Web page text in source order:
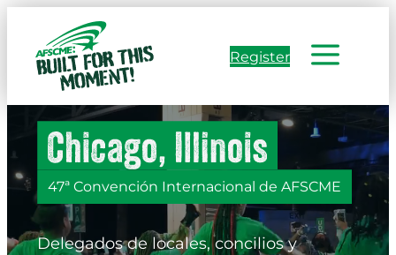
content
Register
47ª Convención Internacional de AFSCME
Delegados de locales, concilios y